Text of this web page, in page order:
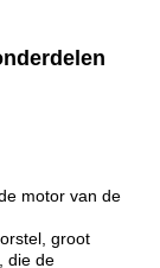
motor van de
groot
die de